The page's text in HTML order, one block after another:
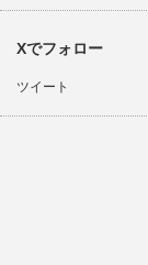
Xでフォロー
ツイート